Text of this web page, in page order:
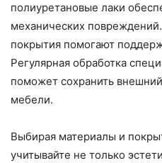
полиуретановые лаки
механических
покрытия помогают
Регулярная обработка
поможет сохранить
мебели.
Выбирая материалы и
учитывайте не только